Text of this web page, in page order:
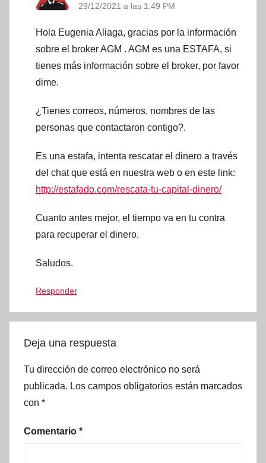
29/12/2021 a las 1:49 PM
Hola Eugenia Aliaga, gracias por la información
sobre el broker AGM . AGM es una ESTAFA, si
tienes más información sobre el broker, por favor
dime.
¿Tienes correos, números, nombres de las
personas que contactaron contigo?.
Es una estafa, intenta rescatar el dinero a través
del chat que está en nuestra web o en este link:
http://estafado.com/rescata-tu-capital-dinero/
Cuanto antes mejor, el tiempo va en tu contra
para recuperar el dinero.
Saludos.
Responder
Deja una respuesta
Tu dirección de correo electrónico no será
publicada. Los campos obligatorios están marcados
con *
Comentario *